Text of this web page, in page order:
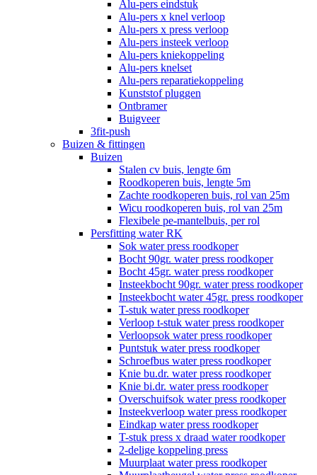
Alu-pers eindstuk
Alu-pers x knel verloop
Alu-pers x press verloop
Alu-pers insteek verloop
Alu-pers kniekoppeling
Alu-pers knelset
Alu-pers reparatiekoppeling
Kunststof pluggen
Ontbramer
Buigveer
3fit-push
Buizen & fittingen
Buizen
Stalen cv buis, lengte 6m
Roodkoperen buis, lengte 5m
Zachte roodkoperen buis, rol van 25m
Wicu roodkoperen buis, rol van 25m
Flexibele pe-mantelbuis, per rol
Persfitting water RK
Sok water press roodkoper
Bocht 90gr. water press roodkoper
Bocht 45gr. water press roodkoper
Insteekbocht 90gr. water press roodkoper
Insteekbocht water 45gr. press roodkoper
T-stuk water press roodkoper
Verloop t-stuk water press roodkoper
Verloopsok water press roodkoper
Puntstuk water press roodkoper
Schroefbus water press roodkoper
Knie bu.dr. water press roodkoper
Knie bi.dr. water press roodkoper
Overschuifsok water press roodkoper
Insteekverloop water press roodkoper
Eindkap water press roodkoper
T-stuk press x draad water roodkoper
2-delige koppeling press
Muurplaat water press roodkoper